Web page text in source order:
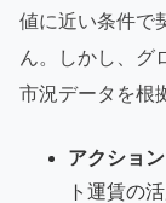
値に近い条件で
ん。しかし、グ
市況データを根
アクション
ト運賃の